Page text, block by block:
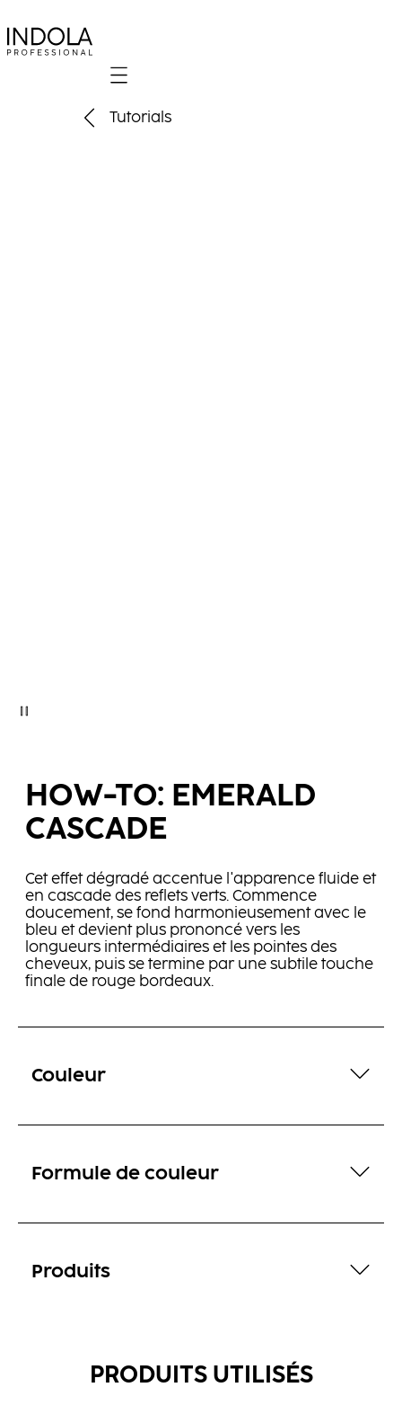
Mobile navigation
Tutorials
HOW-TO: EMERALD
CASCADE
Cet effet dégradé accentue l'apparence fluide et
en cascade des reflets verts. Commence
doucement, se fond harmonieusement avec le
bleu et devient plus prononcé vers les
longueurs intermédiaires et les pointes des
cheveux, puis se termine par une subtile touche
finale de rouge bordeaux.
Couleur
Formule de couleur
Produits
PRODUITS UTILISÉS